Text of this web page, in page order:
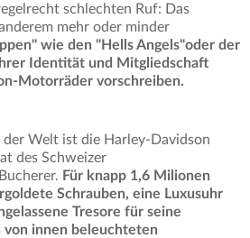
schlechten Ruf: Das
mehr oder minder
wie den "Hells Angels"oder der
Identität und Mitgliedschaft
Motorräder vorschreiben.
Welt ist die Harley-Davidson
des Schweizer
Für knapp 1,6 Milionen
Schrauben, eine Luxusuhr
Tresore für seine
innen beleuchteten